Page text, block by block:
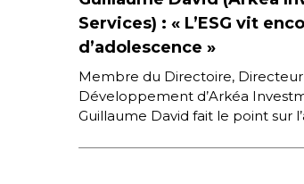
Services) : « L’ESG vit
d’adolescence »
Membre du Directoire,
Développement d’Arkéa
Guillaume David fait le point sur